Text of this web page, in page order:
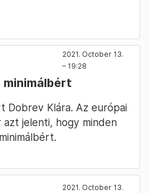
2021. October 13.
– 19:28
minimálbért
Dobrev Klára. Az európai
azt jelenti, hogy minden
2021. October 13.